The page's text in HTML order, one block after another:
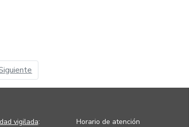
vigilada:
Horario de atención